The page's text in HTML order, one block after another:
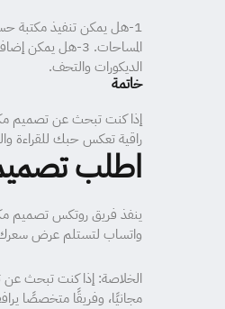
الديكورات والتحف.
خاتمة
إذا كنت تبحث عن تصميم
راقية تعكس حبك للقراءة
اطلب
ينفذ فريق روتكس تصميم مكتبات خشبية
واتساب لتستلم عرض سعرك
مجانيًا، وفريقًا متخصصًا